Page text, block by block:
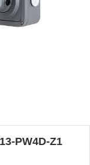
PW4D-Z1